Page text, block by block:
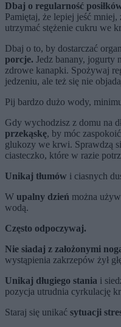
Dbaj o regularność
Pamiętaj, że lepiej jeść
utrzymać stężenie cukru we
Dbaj o to, by dostarczać
porcje. Jedz banany, jogurty
zdrowe kanapki. Spożywaj
jedzeniu, ale też się nie
Pij bardzo dużo wody,
Gdy wychodzisz z domu na
przekąskę, by móc
glukozy we krwi. Sprawdzą
ciasteczko, które w razie
Unikaj tłumów i ciasnych
W upalny dzień można
wodą.
Często odpoczywaj.
Nie siadaj z założonymi
wystąpienia zakrzepów żył
Unikaj długiego stania i
pozycja utrudnia cyrkulację
Staraj się unikać sytuacji